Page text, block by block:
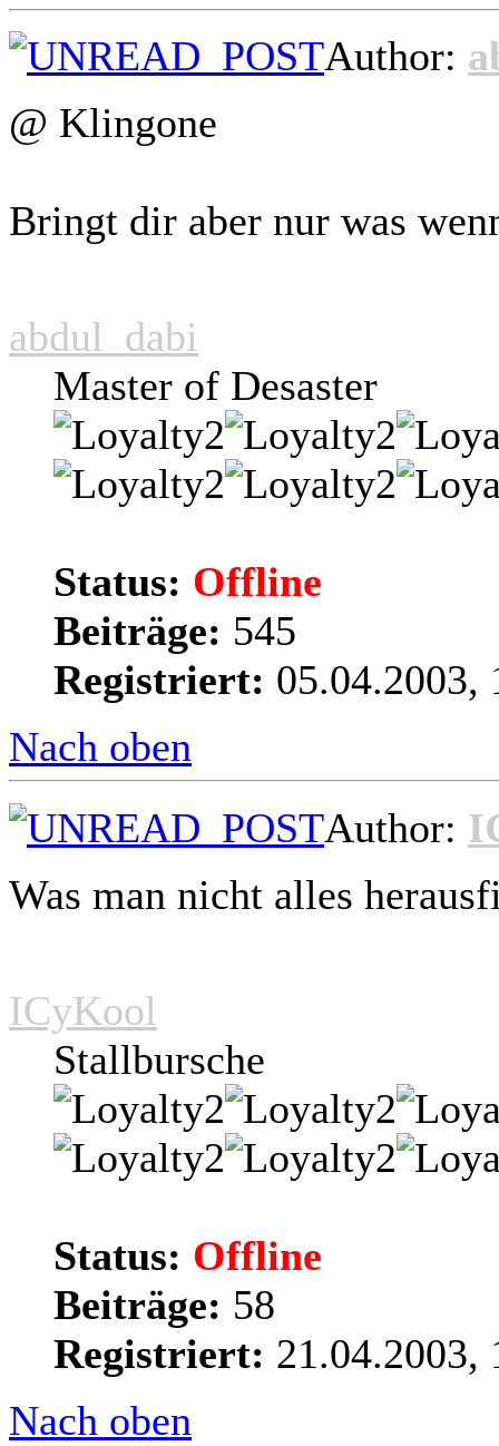
Author:
@ Klingone
Bringt dir aber nur was
abdul_dabi
Master of Desaster
Status: Offline
Beiträge: 545
Registriert: 05.04.2003,
Nach oben
Author:
Was man nicht alles
ICyKool
Stallbursche
Status: Offline
Beiträge: 58
Registriert: 21.04.2003,
Nach oben